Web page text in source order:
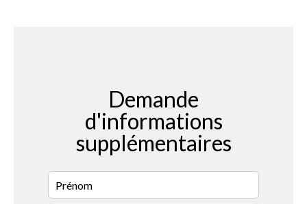
Demande
d'informations
supplémentaires